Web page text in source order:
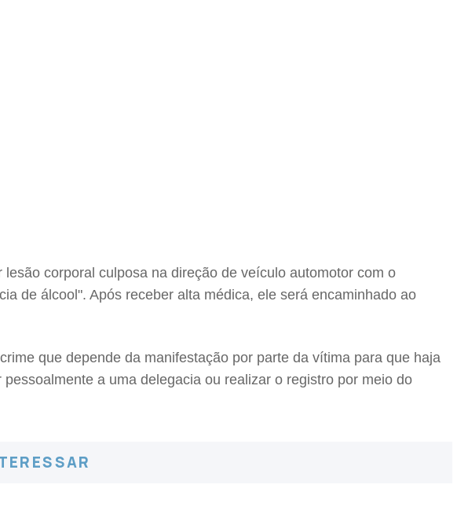
corporal culposa na direção de veículo automotor com o
de álcool". Após receber alta médica, ele será encaminhado ao
que depende da manifestação por parte da vítima para que haja
a uma delegacia ou realizar o registro por meio do